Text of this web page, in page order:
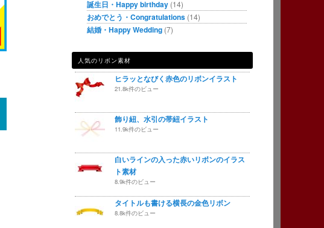
誕生日・Happy birthday (14)
おめでとう・Congratulations (14)
結婚・Happy Wedding (7)
人気のリボン素材
ヒラッとなびく赤色のリボンイラスト
21.8k件のビュー
飾り紐、水引の帯紐イラスト
11.9k件のビュー
白いラインの入った赤いリボンのイラス
ト素材
8.9k件のビュー
タイトルも書ける横長の金色リボン
8.8k件のビュー